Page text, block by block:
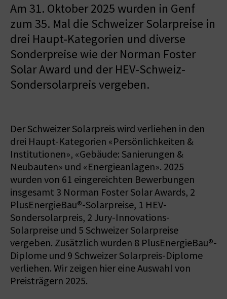
Am 31. Oktober 2025 wurden in Genf
zum 35. Mal die Schweizer Solarpreise in
drei Haupt-Kategorien und diverse
Sonderpreise wie der Norman Foster
Solar Award und der HEV-Schweiz-
Sondersolarpreis vergeben.
Der Schweizer Solarpreis wird verliehen in den
drei Haupt-Kategorien «Persönlichkeiten &
Institutionen», «Gebäude: Sanierungen &
Neubauten» und «Energieanlagen». 2025
wurden von 61 eingereichten Bewerbungen
insgesamt 3 Norman Foster Solar Awards, 2
PlusEnergieBau®-Solarpreise, 1 HEV-
Sondersolarpreis, 2 Jury-Innovations-
Solarpreise und 5 Schweizer Solarpreise
vergeben. Zusätzlich wurden 8 PlusEnergieBau®-
Diplome und 9 Schweizer Solarpreis-Diplome
verliehen. Wir zeigen hier eine Auswahl von
Preisträgern 2025.